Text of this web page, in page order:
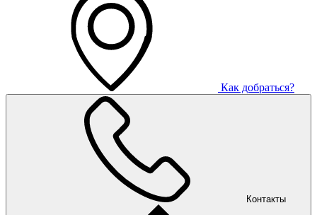
Как добраться?
Контакты